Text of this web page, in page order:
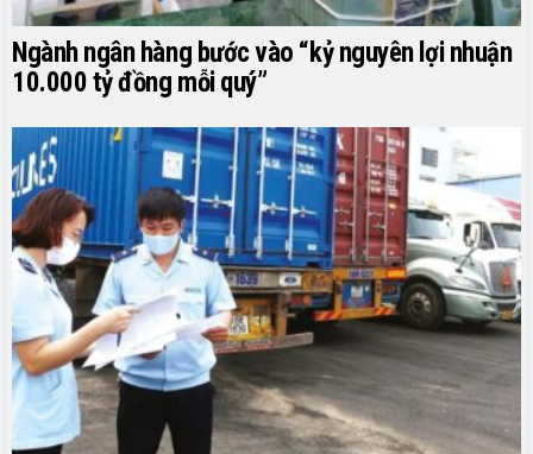
Ngành ngân hàng bước vào “kỷ nguyên lợi nhuận
10.000 tỷ đồng mỗi quý”